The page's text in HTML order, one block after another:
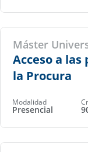
Máster
Acceso a
la Procura
Modalidad
Presencial